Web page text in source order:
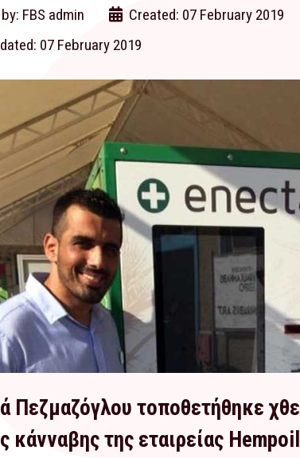
FBS admin
Created: 07 February 2019
07 February 2019
Πεζμαζόγλου τοποθετήθηκε
κάνναβης της εταιρείας